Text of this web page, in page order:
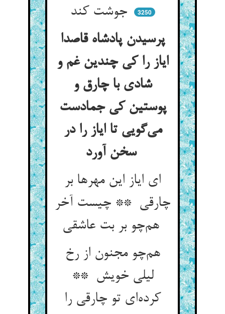
جوشت کند
3250
پرسیدن پادشاه قاصدا
ایاز را کی چندین غم و
شادی با چارق و
پوستین کی جمادست
می‌گویی تا ایاز را در
سخن آورد
ای ایاز این مهرها بر
چارقی ** چیست آخر
هم‌چو بر بت عاشقی
هم‌چو مجنون از رخ
لیلی خویش **
کرده‌ای تو چارقی را